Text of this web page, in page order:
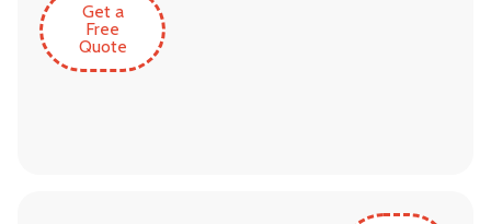
Get a
Free
Quote